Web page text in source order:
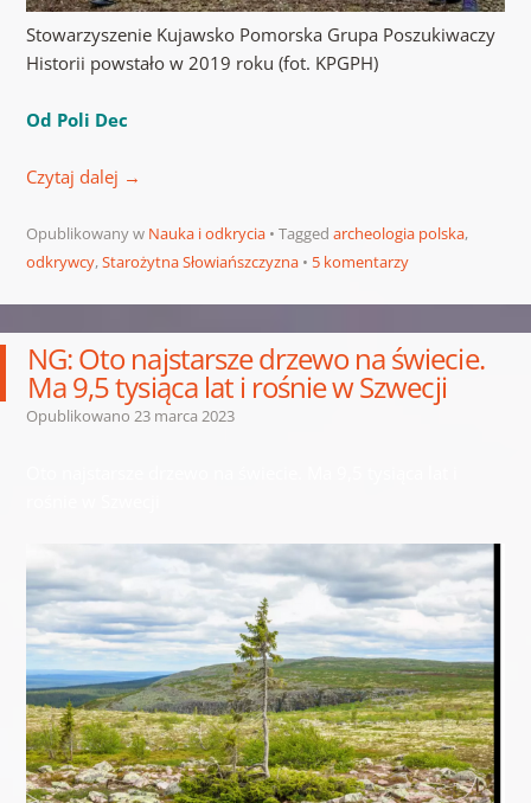
Stowarzyszenie Kujawsko Pomorska Grupa Poszukiwaczy
Historii powstało w 2019 roku (fot. KPGPH)
Od Poli Dec
Czytaj dalej →
Opublikowany w Nauka i odkrycia Tagged archeologia polska,
odkrywcy,Starożytna Słowiańszczyzna 5 komentarzy
NG: Oto najstarsze drzewo na świecie.
Ma 9,5 tysiąca lat i rośnie w Szwecji
Opublikowano 23 marca 2023